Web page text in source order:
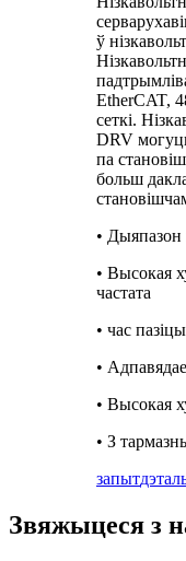
ў
EtherCAT,
сеткі.
DRV
па
больш
• Дыяпазон
• Высокая
частата
• час
•
• Высокая
• З
запыт
Звяжыцеся з